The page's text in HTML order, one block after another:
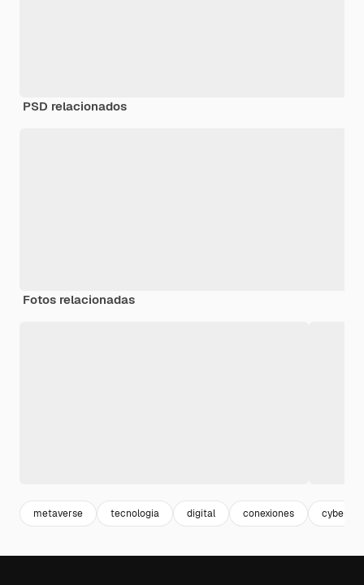
PSD relacionados
Fotos relacionadas
metaverse tecnologia digital conexiones cyber